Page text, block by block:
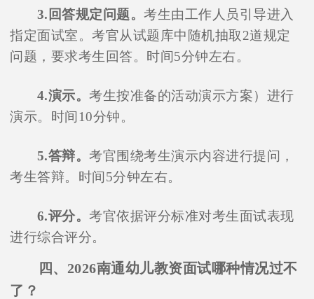
3.回答规定问题。考生由工作人员引导进入
指定面试室。考官从试题库中随机抽取2道规定
问题，要求考生回答。时间5分钟左右。
4.演示。考生按准备的活动演示方案）进行
演示。时间10分钟。
5.答辩。考官围绕考生演示内容进行提问，
考生答辩。时间5分钟左右。
6.评分。考官依据评分标准对考生面试表现
进行综合评分。
四、2026南通幼儿教资面试哪种情况过不
了？